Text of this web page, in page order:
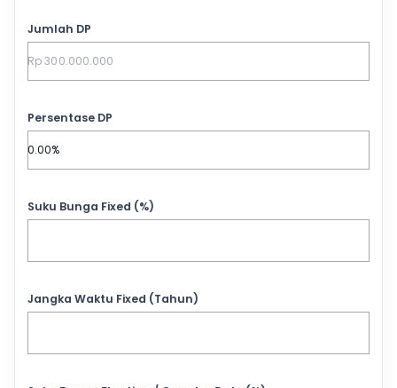
Jumlah DP
Persentase DP
Suku Bunga Fixed (%)
Jangka Waktu Fixed (Tahun)